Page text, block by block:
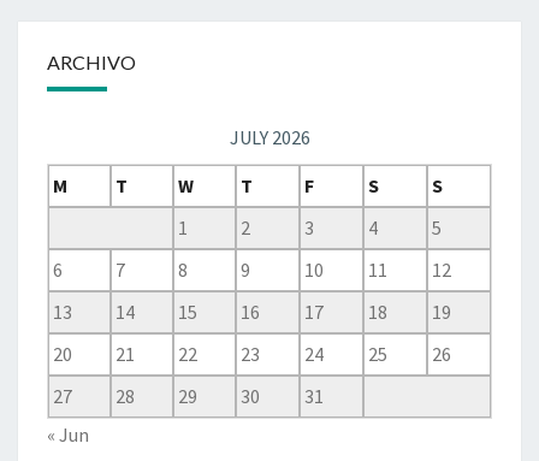
ARCHIVO
JULY 2026
M
T W T F S
S
1
2 3 4
5
6
7 8 9 10 11
12
13
14 15 16 17 18
19
20
21 22 23 24 25
26
27
28 29 30
31
« Jun